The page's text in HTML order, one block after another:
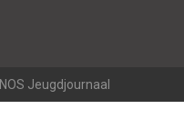
>
NOS Jeugdjournaal